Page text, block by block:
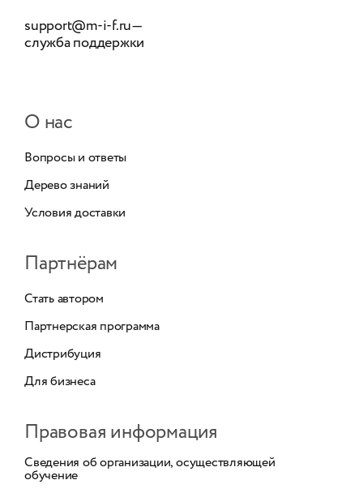
support@m-i-f.ru—
служба поддержки
О нас
Вопросы и ответы
Дерево знаний
Условия доставки
Партнёрам
Стать автором
Партнерская программа
Дистрибуция
Для бизнеса
Правовая информация
Сведения об организации, осуществляющей
обучение